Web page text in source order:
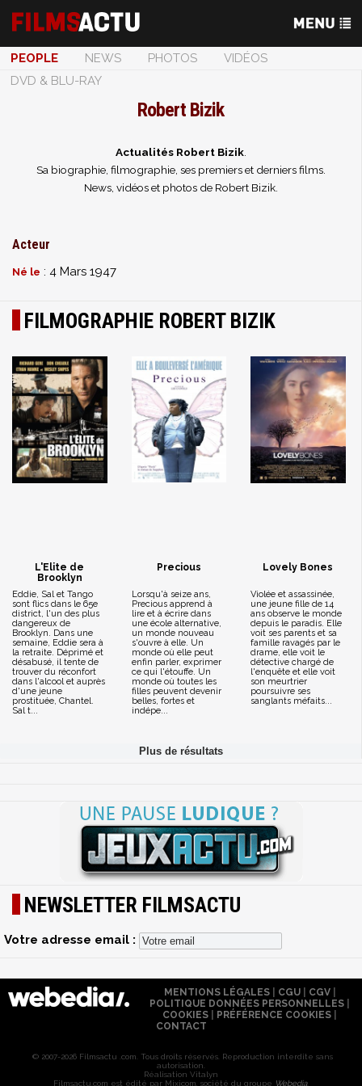
PEOPLE NEWS PHOTOS
VIDÉOS
DVD & BLU-RAY
Robert Bizik
Actualités Robert Bizik.
Sa biographie, filmographie, ses premiers et derniers films.
News, vidéos et photos de Robert Bizik.
Acteur
Né le : 4 Mars 1947
FILMOGRAPHIE ROBERT BIZIK
L'Elite de
Brooklyn
Eddie, Sal et Tango
sont flics dans le 65e
district, l'un des plus
dangereux de
Brooklyn. Dans une
semaine, Eddie sera à
la retraite. Déprimé et
désabusé, il tente de
trouver du réconfort
dans l'alcool et auprès
d'une jeune
prostituée, Chantel.
Sal t...
Precious
Lorsqu'à seize ans,
Precious apprend à
lire et à écrire dans
une école alternative,
un monde nouveau
s'ouvre à elle. Un
monde où elle peut
enfin parler, exprimer
ce qui l'étouffe. Un
monde où toutes les
filles peuvent devenir
belles, fortes et
indépe...
Lovely Bones
Violée et assassinée,
une jeune fille de 14
ans observe le monde
depuis le paradis. Elle
voit ses parents et sa
famille ravagés par le
drame, elle voit le
détective chargé de
l'enquête et elle voit
son meurtrier
poursuivre ses
sanglants méfaits...
NEWSLETTER FILMSACTU
Votre adresse email :
MENTIONS LÉGALES| CGU| CGV|
POLITIQUE DONNÉES PERSONNELLES
COOKIES
PRÉFÉRENCE COOKIES
CONTACT
© 2007-2026 Filmsactu .com. Tous droits réservés. Reproduction interdite sans
autorisation.
Réalisation Vitalyn
Filmsactu .com est édité par Mixicom, société du groupe Webedia.